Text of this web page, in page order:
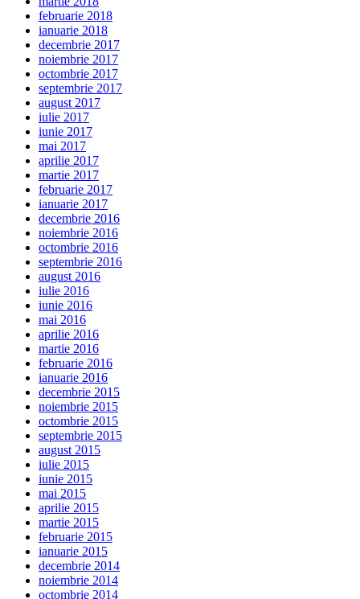
februarie 2018
ianuarie 2018
decembrie 2017
noiembrie 2017
octombrie 2017
septembrie 2017
august 2017
iulie 2017
iunie 2017
mai 2017
aprilie 2017
martie 2017
februarie 2017
ianuarie 2017
decembrie 2016
noiembrie 2016
octombrie 2016
septembrie 2016
august 2016
iulie 2016
iunie 2016
mai 2016
aprilie 2016
martie 2016
februarie 2016
ianuarie 2016
decembrie 2015
noiembrie 2015
octombrie 2015
septembrie 2015
august 2015
iulie 2015
iunie 2015
mai 2015
aprilie 2015
martie 2015
februarie 2015
ianuarie 2015
decembrie 2014
noiembrie 2014
octombrie 2014